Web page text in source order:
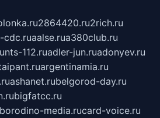
2864420.ru2rich.ru
cdc.ruaalse.rua380club.ru
112.ruadler-jun.ruadonyev.ru
argentinamia.ru
ashanet.rubelgorod-day.ru
bigfatcc.ru
borodino-media.rucard-voice.ru